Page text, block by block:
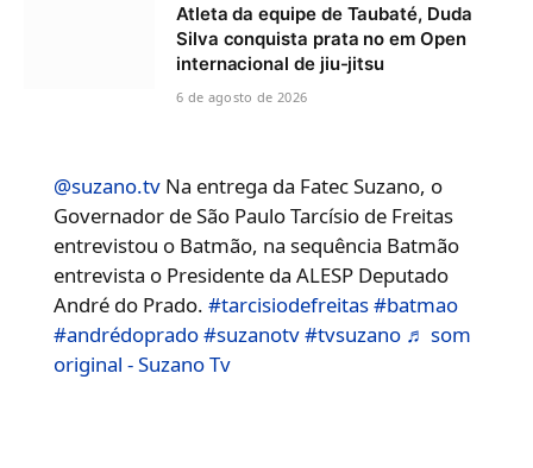
Atleta da equipe de Taubaté, Duda
Silva conquista prata no em Open
internacional de jiu-jitsu
6 de agosto de 2026
@suzano.tv Na entrega da Fatec Suzano, o
Governador de São Paulo Tarcísio de Freitas
entrevistou o Batmão, na sequência Batmão
entrevista o Presidente da ALESP Deputado
André do Prado.#tarcisiodefreitas#batmao
#andrédoprado#suzanotv#tvsuzano ♬ som
original - Suzano Tv